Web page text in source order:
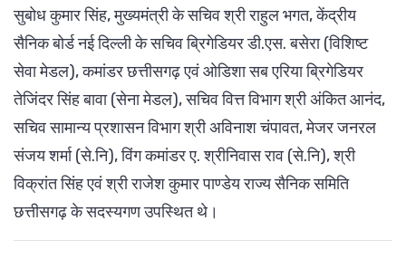
सुबोध कुमार सिंह, मुख्यमंत्री के सचिव श्री राहुल भगत, केंद्रीय
सैनिक बोर्ड नई दिल्ली के सचिव ब्रिगेडियर डी.एस. बसेरा (विशिष्ट
सेवा मेडल), कमांडर छत्तीसगढ़ एवं ओडिशा सब एरिया ब्रिगेडियर
तेजिंदर सिंह बावा (सेना मेडल), सचिव वित्त विभाग श्री अंकित आनंद,
सचिव सामान्य प्रशासन विभाग श्री अविनाश चंपावत, मेजर जनरल
संजय शर्मा (से.नि), विंग कमांडर ए. श्रीनिवास राव (से.नि), श्री
विक्रांत सिंह एवं श्री राजेश कुमार पाण्डेय राज्य सैनिक समिति
छत्तीसगढ़ के सदस्यगण उपस्थित थे।